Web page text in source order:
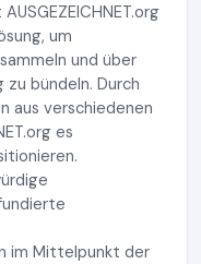
um
und über
bündeln. Durch
aus verschiedenen
es
im Mittelpunkt der